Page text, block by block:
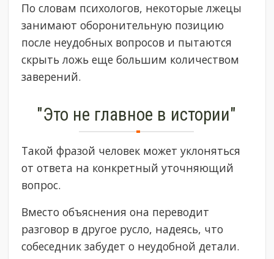
По словам психологов, некоторые лжецы
занимают оборонительную позицию
после неудобных вопросов и пытаются
скрыть ложь еще большим количеством
заверений.
"Это не главное в истории"
Такой фразой человек может уклоняться
от ответа на конкретный уточняющий
вопрос.
Вместо объяснения она переводит
разговор в другое русло, надеясь, что
собеседник забудет о неудобной детали.